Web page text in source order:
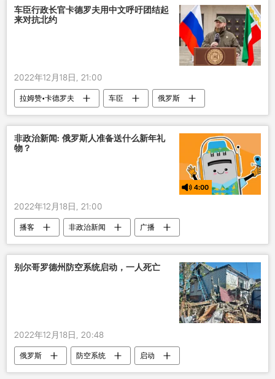
车臣行政长官卡德罗夫用中文呼吁团结起
来对抗北约
2022年12月18日, 21:00
拉姆赞•卡德罗夫 车臣
俄罗斯
北约
非政治新闻: 俄罗斯人准备送什么新年礼
物？
4:00
2022年12月18日, 21:00
播客 非政治新闻 广播
别尔哥罗德州防空系统启动，一人死亡
2022年12月18日, 20:48
俄罗斯 防空系统
启动
死亡
俄罗斯在乌克兰的特别军事行动